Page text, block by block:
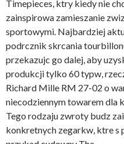
Timepieces, ktry kiedy nie
zainspirowa zamieszanie
sportowymi. Najbardziej
podrcznik skrcania
przekazujc go dalej, aby
produkcji tylko 60 typw,
Richard Mille RM 27-02 o
niecodziennym towarem dla
Tego rodzaju zwroty budz
konkretnych zegarkw, ktre s